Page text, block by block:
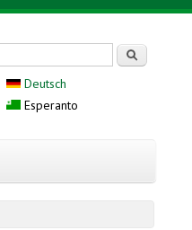
Deutsch
Esperanto